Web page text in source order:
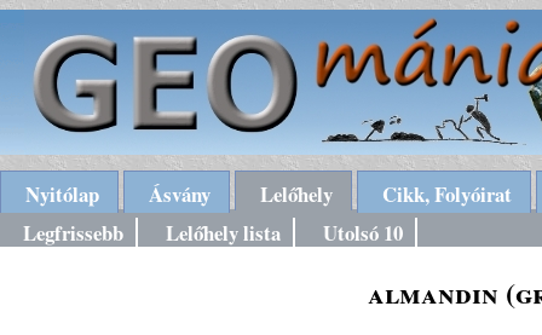
Nyitólap Ásvány Lelőhely
Cikk, Folyóirat
Legfrissebb
Lelőhely lista Utolsó 10
almandin